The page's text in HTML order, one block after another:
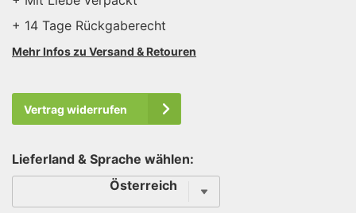
+ 14 Tage Rückgaberecht
Mehr Infos zu Versand & Retouren
Vertrag widerrufen
Lieferland & Sprache wählen:
Österreich